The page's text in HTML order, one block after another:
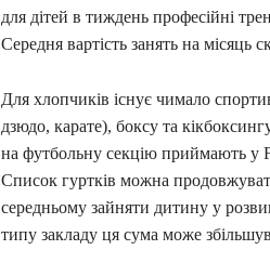
для дітей в тиждень професійні
Середня вартість занять на місяць
Для хлопчиків існує чимало
дзюдо, карате), боксу та
на футбольну секцію приймають у
Список гуртків можна
середньому зайняти дитину у
типу закладу ця сума може